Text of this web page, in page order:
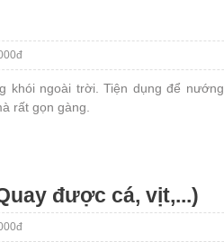
khói ngoài trời. Tiện dụng để
rất gọn gàng.
được cá, vịt,...)